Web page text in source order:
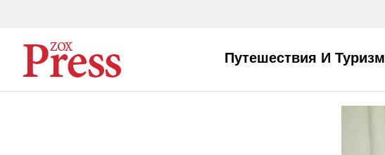
Путешествия И Туризм